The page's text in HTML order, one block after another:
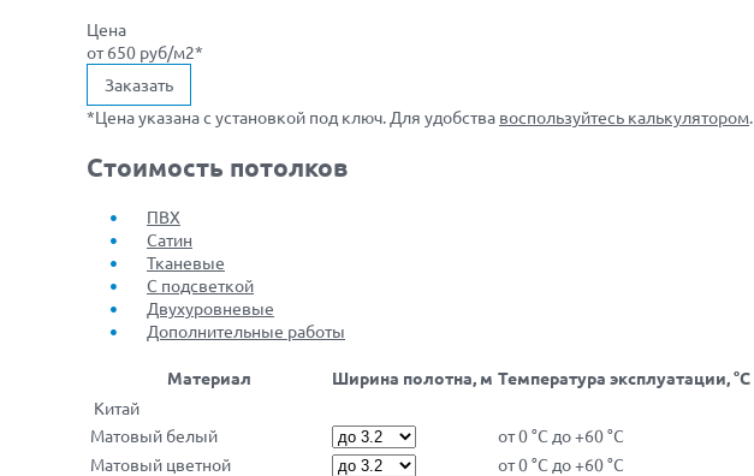
Цена
от 650 руб/м2*
Заказать
*Цена указана c установкой под ключ. Для удобства воспользуйтесь калькулятором.
Стоимость потолков
ПВХ
Сатин
Тканевые
С подсветкой
Двухуровневые
Дополнительные работы
Материал Ширина полотна, м Температура эксплуатации, °С
Китай
Матовый белый
от 0 °С до +60 °С
Матовый цветной
от 0 °С до +60 °С